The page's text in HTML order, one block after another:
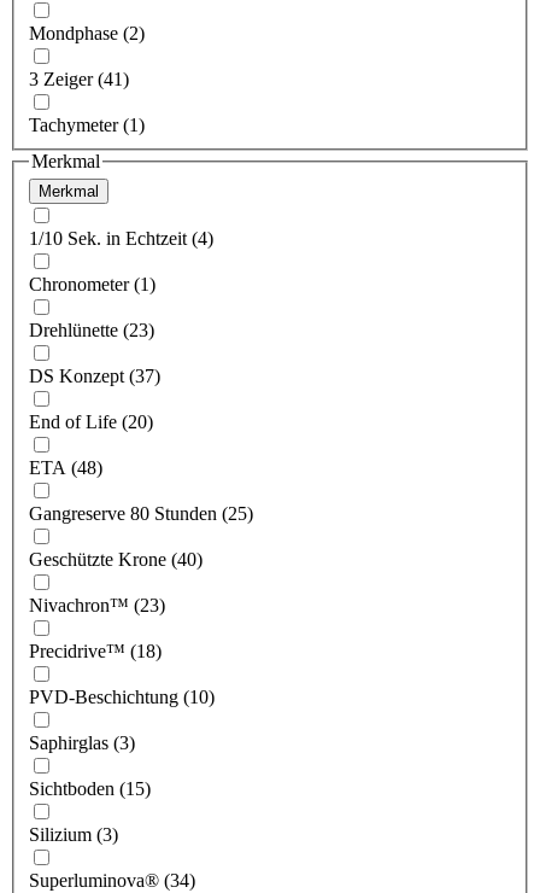
Mondphase (2)
3 Zeiger (41)
Tachymeter (1)
Merkmal
Merkmal
1/10 Sek. in Echtzeit (4)
Chronometer (1)
Drehlünette (23)
DS Konzept (37)
End of Life (20)
ETA (48)
Gangreserve 80 Stunden (25)
Geschützte Krone (40)
Nivachron™ (23)
Precidrive™ (18)
PVD-Beschichtung (10)
Saphirglas (3)
Sichtboden (15)
Silizium (3)
Superluminova® (34)